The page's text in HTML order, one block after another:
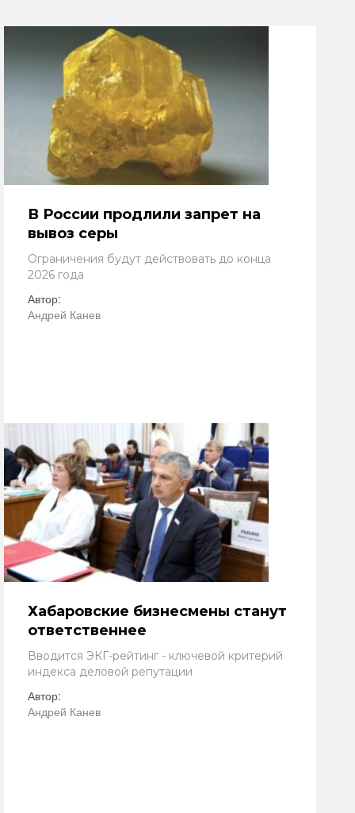
В России продлили запрет на
вывоз серы
Ограничения будут действовать до конца
2026 года
Автор:
Андрей Канев
Хабаровские бизнесмены станут
ответственнее
Вводится ЭКГ-рейтинг - ключевой критерий
индекса деловой репутации
Автор:
Андрей Канев